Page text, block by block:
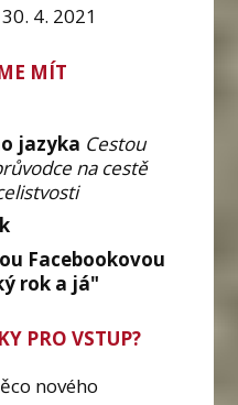
4. 2021
MÍT
jazyka Cestou
na cestě
Facebookovou
rok a já"
PRO VSTUP?
nového